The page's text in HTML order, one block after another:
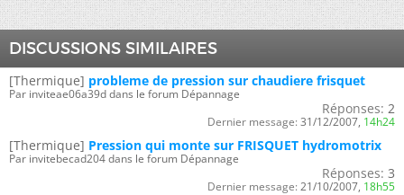
DISCUSSIONS SIMILAIRES
[Thermique] probleme de pression sur chaudiere frisquet
Par inviteae06a39d dans le forum Dépannage
Réponses: 2
Dernier message: 31/12/2007, 14h24
[Thermique] Pression qui monte sur FRISQUET hydromotrix
Par invitebecad204 dans le forum Dépannage
Réponses: 3
Dernier message: 21/10/2007, 18h55